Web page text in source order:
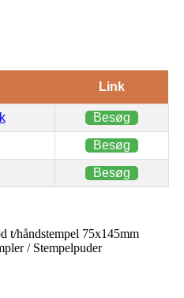
Link
Besøg
Besøg
Besøg
t/håndstempel 75x145mm
/ Stempelpuder